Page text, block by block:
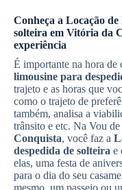
Conheça a Locação de
solteira em Vitória da
experiência
É importante na hora de
limousine para
trajeto e as horas que
como o trajeto de
também, analisa a
trânsito e etc. Na Vou
Conquista, você faz a
despedida de solteira e
elas, uma festa de
para o dia do seu
mesmo, um passeio ou